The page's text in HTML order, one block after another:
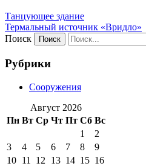
Танцующее здание
Термальный источник «Вридло»
Поиск
Рубрики
Сооружения
Август 2026
Пн Вт Ср Чт Пт Сб Вс
1
2
3
4 5 6 7 8
9
10 11 12 13 14 15 16